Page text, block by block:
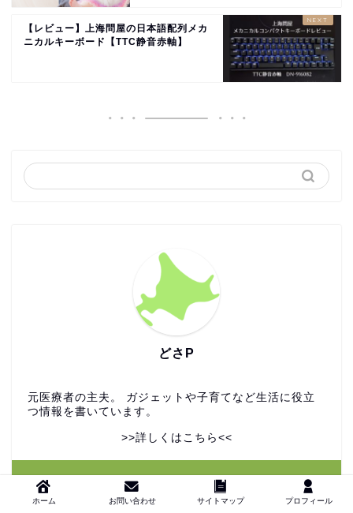
【レビュー】上海問屋の日本語配列メカ
ニカルキーボード【TTC静音赤軸】
どさP
元医療者の主夫。 ガジェットや子育てなど生活に役立
つ情報を書いています。
>>詳しくはこちら<<
＼ Follow me ／
ホーム お問い合わせ サイトマップ プロフィール